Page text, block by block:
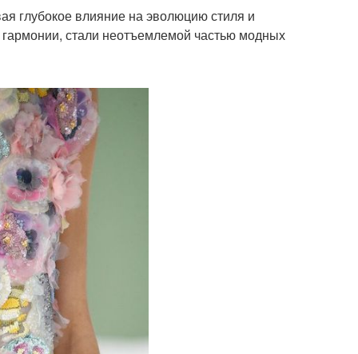
глубокое влияние на эволюцию стиля и
стали неотъемлемой частью модных